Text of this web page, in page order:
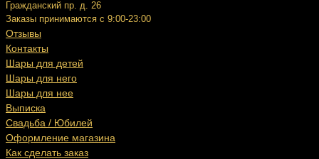
Гражданский пр. д. 26
Заказы принимаются с 9:00-23:00
Отзывы
Контакты
Шары для детей
Шары для него
Шары для нее
Выписка
Свадьба / Юбилей
Оформление магазина
Как сделать заказ